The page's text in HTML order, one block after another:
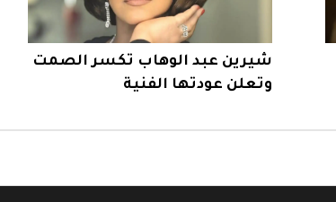
شيرين عبد الوهاب تكسر الصمت
وتعلن عودتها الفنية